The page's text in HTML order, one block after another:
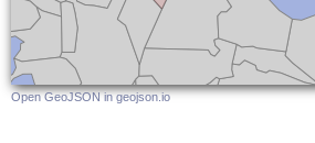
Open GeoJSON in geojson.io